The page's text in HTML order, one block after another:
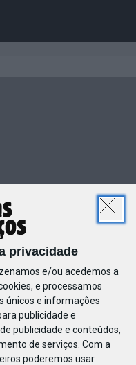
privacidade
e/ou acedemos a
e processamos
únicos e informações
publicidade e
publicidade e conteúdos,
de serviços. Com a
poderemos usar